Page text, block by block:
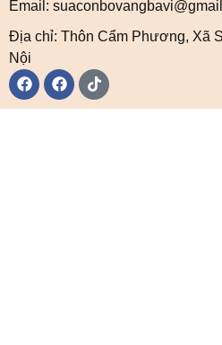
Email:
Địa chỉ: Thôn Cẩm Phương, Xã
Nội